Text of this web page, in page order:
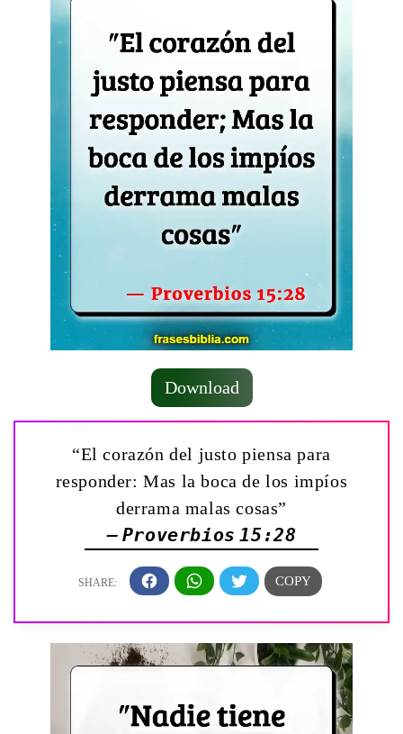
Download
“El corazón del justo piensa para
responder: Mas la boca de los impíos
derrama malas cosas”
— Proverbios 15:28